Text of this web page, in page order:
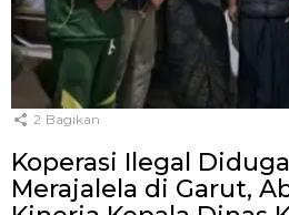
2 Bagikan
Koperasi Ilegal
Merajalela di Garut,